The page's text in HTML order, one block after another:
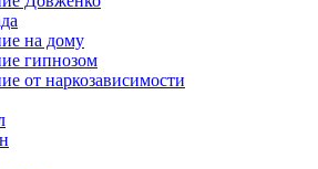
на дому
гипнозом
от наркозависимости